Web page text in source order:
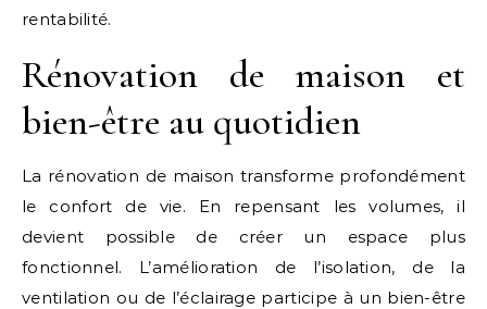
rentabilité.
Rénovation de maison et
bien-être au quotidien
La rénovation de maison transforme profondément
le confort de vie. En repensant les volumes, il
devient possible de créer un espace plus
fonctionnel. L’amélioration de l’isolation, de la
ventilation ou de l’éclairage participe à un bien-être